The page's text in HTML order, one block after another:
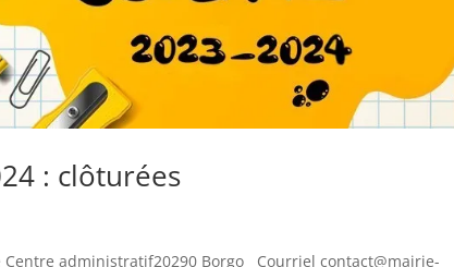
: clôturées
Centre administratif20290 Borgo Courriel contact@mairie-